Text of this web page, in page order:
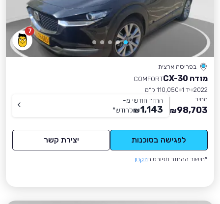
7
בפריסה ארצית
מזדה CX-30
COMFORT
2022 יד 1
110,050 ק״מ
מחיר
98,703
₪
החזר חודשי מ-
1,143
₪לחודש*
לפגישה בסוכנות יצירת קשר
*חישוב ההחזר מפורט בתקנון